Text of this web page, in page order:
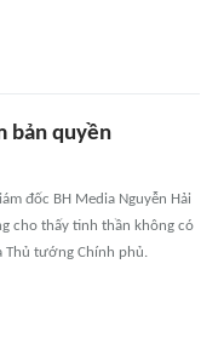
bản quyền
đốc BH Media Nguyễn Hải
cho thấy tinh thần không có
Thủ tướng Chính phủ.